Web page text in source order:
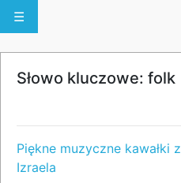
☰
Słowo kluczowe: folk
Piękne muzyczne kawałki z
Izraela